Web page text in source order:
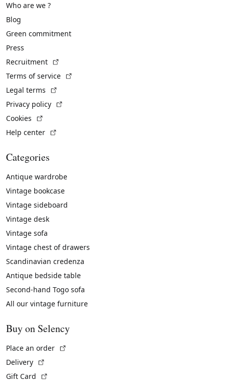
Who are we ?
Blog
Green commitment
Press
Recruitment
Terms of service
Legal terms
Privacy policy
Cookies
Help center
Categories
Antique wardrobe
Vintage bookcase
Vintage sideboard
Vintage desk
Vintage sofa
Vintage chest of drawers
Scandinavian credenza
Antique bedside table
Second-hand Togo sofa
All our vintage furniture
Buy on Selency
Place an order
Delivery
Gift Card